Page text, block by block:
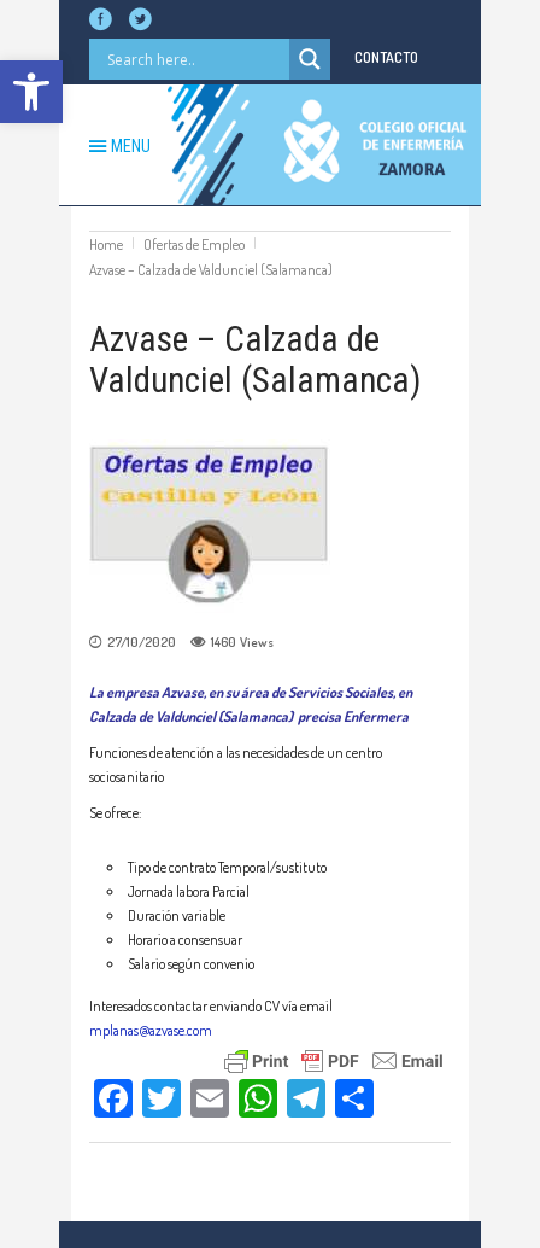
Abrir barra de herramientas CONTACTO
MENU
Home
Ofertas de Empleo
Azvase – Calzada de Valdunciel (Salamanca)
Azvase – Calzada de
Valdunciel (Salamanca)
27/10/2020 1460 Views
La empresa Azvase, en su área de Servicios Sociales, en
Calzada de Valdunciel (Salamanca) precisa Enfermera
Funciones de atención a las necesidades de un centro
sociosanitario
Se ofrece:
Tipo de contrato Temporal/sustituto
Jornada labora Parcial
Duración variable
Horario a consensuar
Salario según convenio
Interesados contactar enviando CV vía email
mplanas@azvase.com
Facebook
TwitterEmailWhatsApp
Telegram